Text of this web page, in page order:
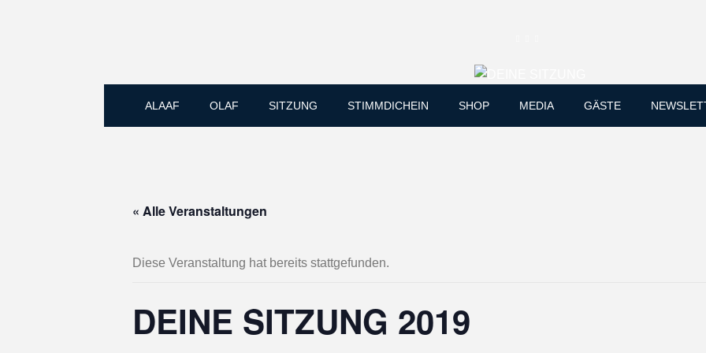
ALAAF OLAF SITZUNG STIMMDICHEIN SHOP MEDIA GÄSTE
« Alle Veranstaltungen
Diese Veranstaltung hat bereits stattgefunden.
DEINE SITZUNG 2019